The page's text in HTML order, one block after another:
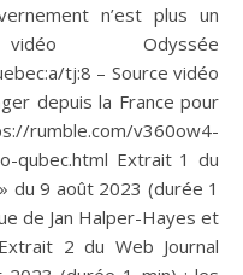
n’est plus un
Odyssée
tj:8 – Source vidéo
depuis la France pour
rumble.com/v360ow4-
qubec.html Extrait 1 du
du 9 août 2023 (durée 1
de Jan Halper-Hayes et
2 du Web Journal